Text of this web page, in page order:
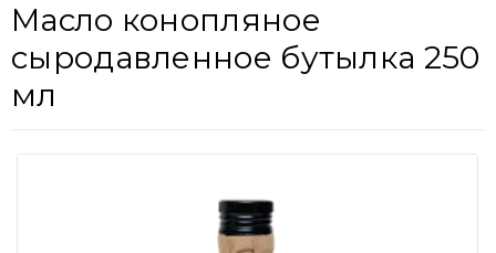
Масло конопляное
сыродавленное бутылка 250
мл